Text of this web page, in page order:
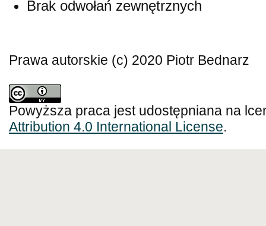
Brak odwołań zewnętrznych
Prawa autorskie (c) 2020 Piotr Bednarz
Powyższa praca jest udostępniana na
Attribution 4.0 International License.